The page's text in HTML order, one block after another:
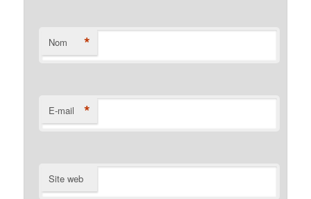
Nom *
E-mail *
Site web